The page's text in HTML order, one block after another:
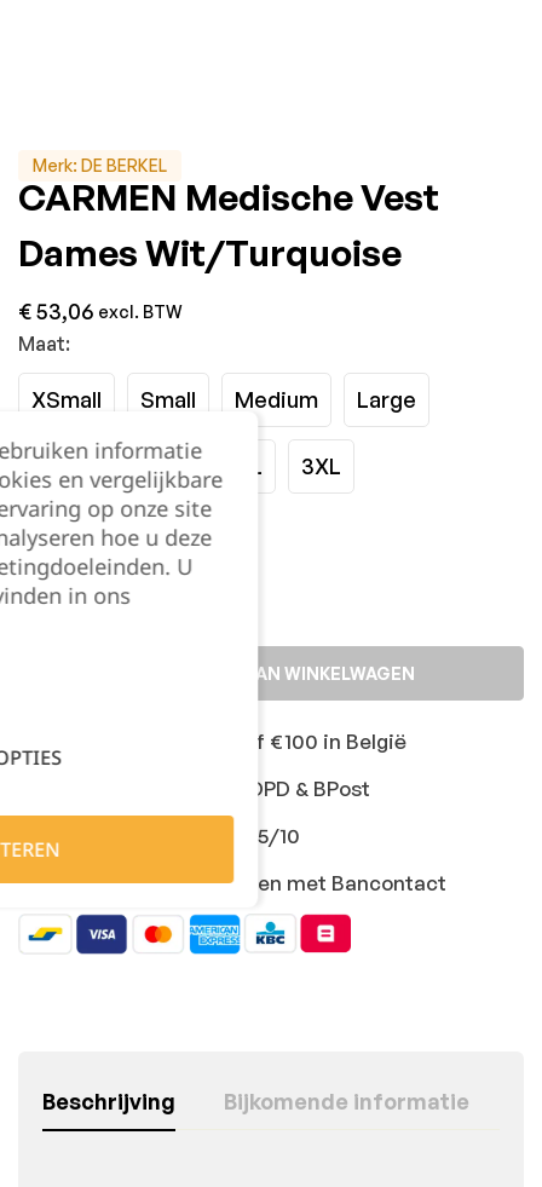
Merk: DE BERKEL
CARMEN Medische Vest
Dames Wit/Turquoise
€53,06 excl. BTW
Maat:
XSmall Small Medium Large
XLarge 2XS 2XL 3XL
Kies je aantal:
TOEVOEGEN AAN WINKELWAGEN
Gratis levering vanaf €100 in België
Snelle levering met DPD & BPost
Klanten geven ons 9,5/10
Veilig online afrekenen met Bancontact
Beschrijving Bijkomende informatie
informatie
en vergelijkbare
op onze site
hoe u deze
U
in ons